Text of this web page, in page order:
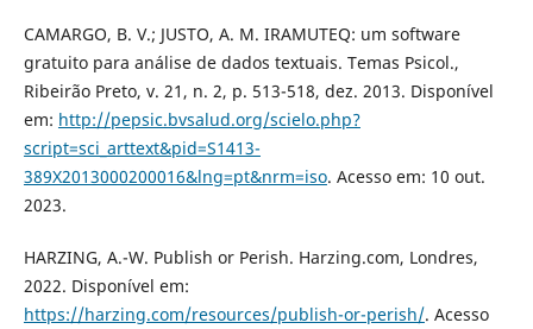
CAMARGO, B. V.; JUSTO, A. M. IRAMUTEQ: um software
gratuito para análise de dados textuais. Temas Psicol.,
Ribeirão Preto, v. 21, n. 2, p. 513-518, dez. 2013. Disponível
em: http://pepsic.bvsalud.org/scielo.php?
script=sci_arttext&pid=S1413-
389X2013000200016&lng=pt&nrm=iso. Acesso em: 10 out.
2023.
HARZING, A.-W. Publish or Perish. Harzing.com, Londres,
2022. Disponível em:
https://harzing.com/resources/publish-or-perish/. Acesso